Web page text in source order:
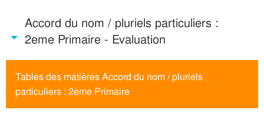
Accord du nom / pluriels particuliers :
2eme Primaire - Evaluation
Tables des matières Accord du nom / pluriels
particuliers : 2eme Primaire